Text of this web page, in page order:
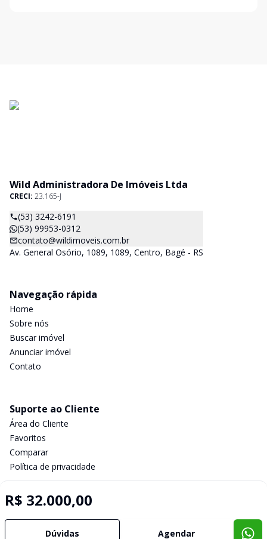
R$ 32.000,00
Dúvidas Agendar
Wild Administradora De Imóveis Ltda
CRECI: 23.165-J
(53) 3242-6191
(53) 99953-0312
contato@wildimoveis.com.br
Av. General Osório, 1089, 1089, Centro, Bagé - RS
Navegação rápida
Home
Sobre nós
Buscar imóvel
Anunciar imóvel
Contato
Suporte ao Cliente
Área do Cliente
Favoritos
Comparar
Política de privacidade
Selo de Tecnologia Loft